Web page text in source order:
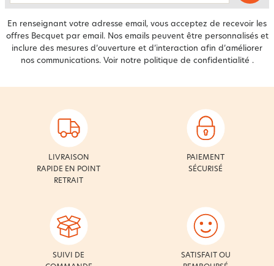
En renseignant votre adresse email, vous acceptez de recevoir les
offres Becquet par email. Nos emails peuvent être personnalisés et
inclure des mesures d’ouverture et d’interaction afin d’améliorer
nos communications. Voir notre politique de confidentialité .
LIVRAISON
RAPIDE EN POINT
RETRAIT
PAIEMENT
SÉCURISÉ
SUIVI DE
SATISFAIT OU